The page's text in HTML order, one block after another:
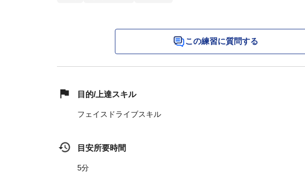
この練習に質問する
目的/上達スキル
フェイスドライブスキル
目安所要時間
5分